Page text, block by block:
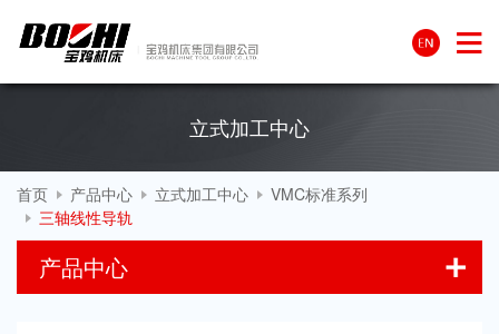
立式加工中心
首页 产品中心 立式加工中心
VMC标准系列
三轴线性导轨
产品中心